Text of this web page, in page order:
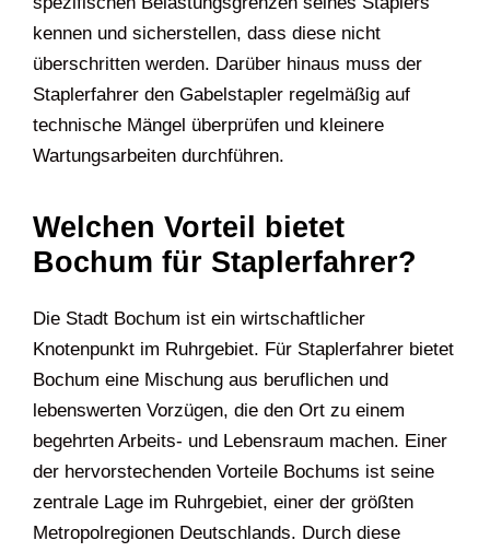
kennen und sicherstellen, dass diese nicht
überschritten werden. Darüber hinaus muss der
Staplerfahrer den Gabelstapler regelmäßig auf
technische Mängel überprüfen und kleinere
Wartungsarbeiten durchführen.
Welchen Vorteil bietet
Bochum für Staplerfahrer?
Die Stadt Bochum ist ein wirtschaftlicher
Knotenpunkt im Ruhrgebiet. Für Staplerfahrer bietet
Bochum eine Mischung aus beruflichen und
lebenswerten Vorzügen, die den Ort zu einem
begehrten Arbeits- und Lebensraum machen. Einer
der hervorstechenden Vorteile Bochums ist seine
zentrale Lage im Ruhrgebiet, einer der größten
Metropolregionen Deutschlands. Durch diese